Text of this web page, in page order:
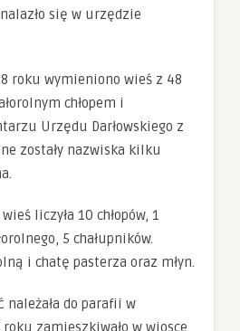
się w urzędzie
roku wymieniono wieś z 48
chłopem i
Urzędu Darłowskiego z
zostały nazwiska kilku
liczyła 10 chłopów, 1
5 chałupników.
i chatę pasterza oraz młyn.
należała do parafii w
roku zamieszkiwało w wiosce